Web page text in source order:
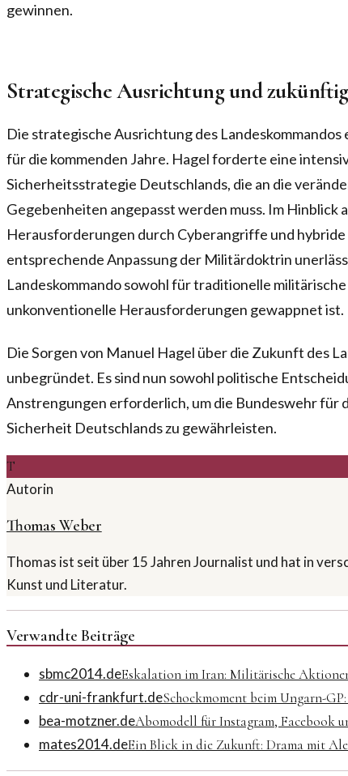
gewinnen.
Strategische Ausrichtung und
Die strategische Ausrichtung des
für die kommenden Jahre. Hagel forderte eine
Sicherheitsstrategie Deutschlands, die an die
Gegebenheiten angepasst werden muss. Im Hinblick
Herausforderungen durch Cyberangriffe und
entsprechende Anpassung der Militärdoktrin
Landeskommando sowohl für traditionelle
unkonventionelle Herausforderungen gewappnet ist.
Die Sorgen von Manuel Hagel über die Zukunft des
unbegründet. Es sind nun sowohl politische
Anstrengungen erforderlich, um die Bundeswehr für
Sicherheit Deutschlands zu gewährleisten.
T
Autorin
Thomas Weber
Thomas ist seit über 15 Jahren Journalist und hat in
Kunst und Literatur.
Verwandte Beiträge
sbmc2014.deEskalation im Iran: Militärische
cdr-uni-frankfurt.deSchockmoment beim Ungarn-
bea-motzner.deAbomodell für Instagram, Facebook
mates2014.deEin Blick in die Zukunft: Drama mit